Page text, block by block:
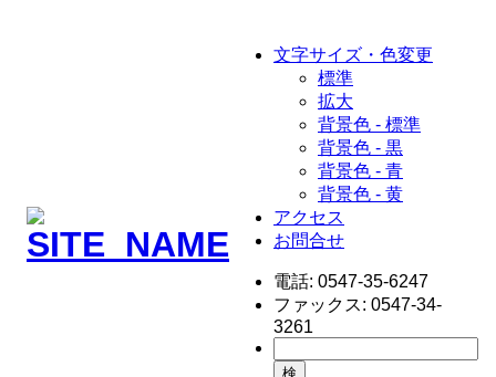
文字サイズ・色変更
標準
拡大
背景色 - 標準
背景色 - 黒
背景色 - 青
背景色 - 黄
アクセス
お問合せ
電話: 0547-35-6247
ファックス: 0547-34-
3261
検